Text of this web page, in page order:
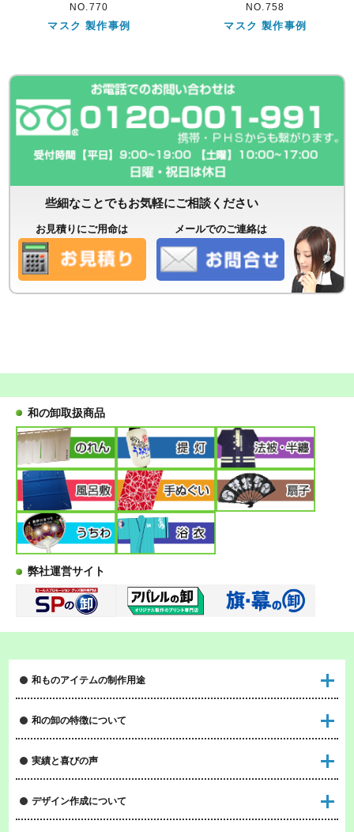
NO.770
マスク 製作事例
NO.758
マスク 製作事例
些細なことでもお気軽にご相談ください
お見積りにご用命は メールでのご連絡は
和の卸取扱商品
弊社運営サイト
和ものアイテムの制作用途
和の卸の特徴について
実績と喜びの声
デザイン作成について